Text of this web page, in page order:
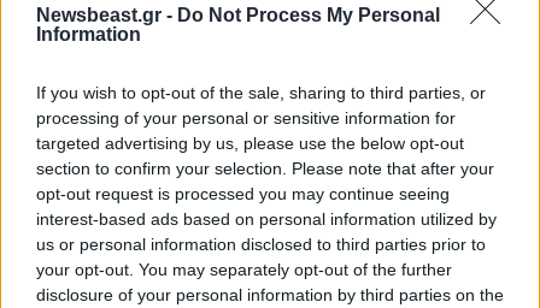
Newsbeast.gr - Do Not Process My Personal
Information
If you wish to opt-out of the sale, sharing to third parties, or
processing of your personal or sensitive information for
targeted advertising by us, please use the below opt-out
section to confirm your selection. Please note that after your
opt-out request is processed you may continue seeing
interest-based ads based on personal information utilized by
us or personal information disclosed to third parties prior to
your opt-out. You may separately opt-out of the further
disclosure of your personal information by third parties on the
απόφασηLoving v. Virginia, κρίνει
σταθμό για τα ατομικά δικαιώματα και την ισότητα
απέναντι στον νόμο.
1975: Ο πρωθυπουργόςΚωνσταντίνος Καραμανλής
υποβάλλει τηναίτηση ένταξης της χώρας στην ΕΟΚ
Η κίνηση αυτή, λίγο μετά την αποκατάσταση της
Δημοκρατίας, αποτέλεσε στρατηγική επιλογή